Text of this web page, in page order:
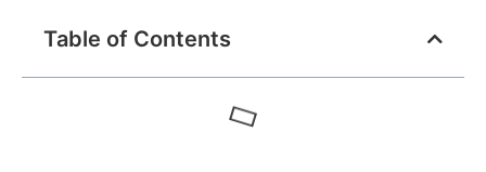
Table of Contents